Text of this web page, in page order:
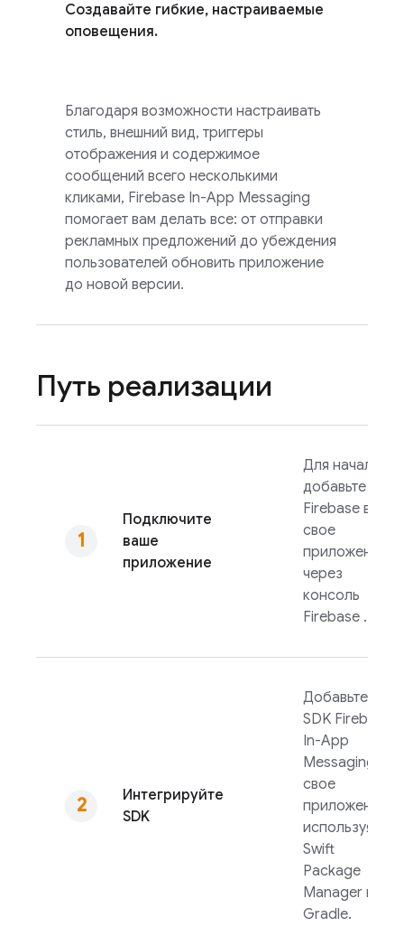
Создавайте гибкие, настраиваемые
оповещения.
Благодаря возможности настраивать
стиль, внешний вид, триггеры
отображения и содержимое
сообщений всего несколькими
кликами, Firebase In-App Messaging
помогает вам делать все: от отправки
рекламных предложений до убеждения
пользователей обновить приложение
до новой версии.
Путь реализации
Подключите
ваше
приложение
Для начала
добавьте
Firebase в
свое
приложение
через
консоль
Firebase .
Интегрируйте
SDK
Добавьте
SDK Firebase
In-App
Messaging
свое
приложение,
используя
Swift
Package
Manager или
Gradle.